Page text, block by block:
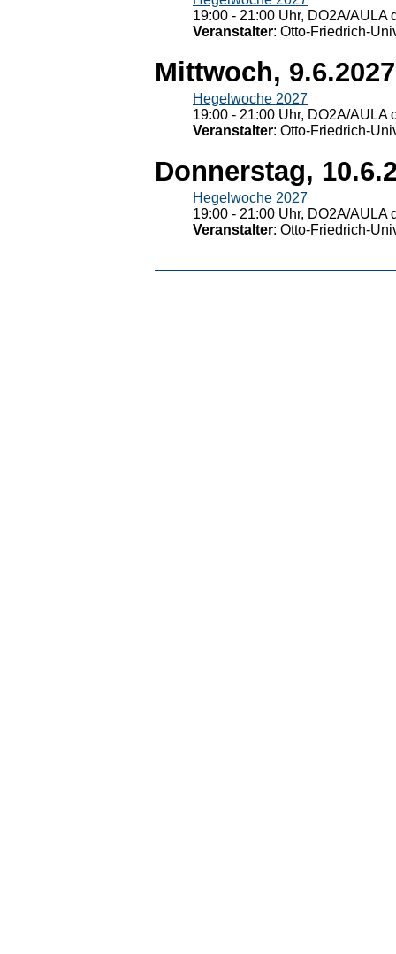
19:00 - 21:00 Uhr, DO2A/
Veranstalter: Otto-Friedrich-
Mittwoch, 9.6.2027
Hegelwoche 2027
19:00 - 21:00 Uhr, DO2A/
Veranstalter: Otto-Friedrich-
Donnerstag,
Hegelwoche 2027
19:00 - 21:00 Uhr, DO2A/
Veranstalter: Otto-Friedrich-